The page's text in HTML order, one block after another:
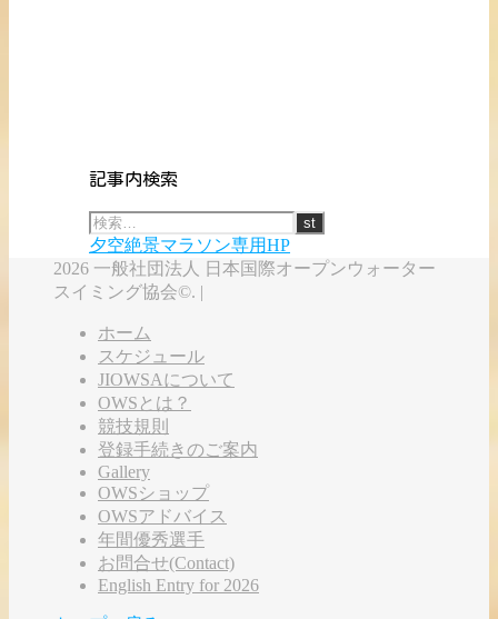
記事内検索
夕空絶景マラソン専用HP
2026 一般社団法人 日本国際オープンウォーター
スイミング協会©. |
ホーム
スケジュール
JIOWSAについて
OWSとは？
競技規則
登録手続きのご案内
Gallery
OWSショップ
OWSアドバイス
年間優秀選手
お問合せ(Contact)
English Entry for 2026